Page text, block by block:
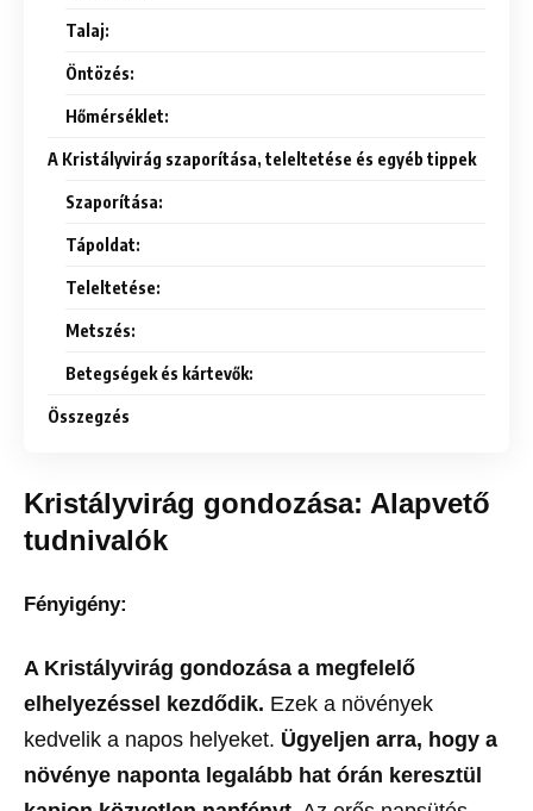
Talaj:
Öntözés:
Hőmérséklet:
A Kristályvirág szaporítása, teleltetése és egyéb tippek
Szaporítása:
Tápoldat:
Teleltetése:
Metszés:
Betegségek és kártevők:
Összegzés
Kristályvirág gondozása: Alapvető
tudnivalók
Fényigény:
A Kristályvirág gondozása a megfelelő
elhelyezéssel kezdődik. Ezek a növények
kedvelik a napos helyeket. Ügyeljen arra, hogy a
növénye naponta legalább hat órán keresztül